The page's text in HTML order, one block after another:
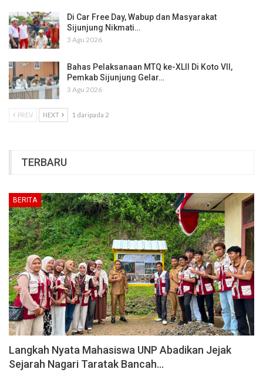
Di Car Free Day, Wabup dan Masyarakat
Sijunjung Nikmati…
3 Agu 2026
Bahas Pelaksanaan MTQ ke-XLII Di Koto VII,
Pemkab Sijunjung Gelar…
3 Agu 2026
PREV NEXT 1 daripada 2
TERBARU
BERITA
Langkah Nyata Mahasiswa UNP Abadikan Jejak
Sejarah Nagari Taratak Bancah…